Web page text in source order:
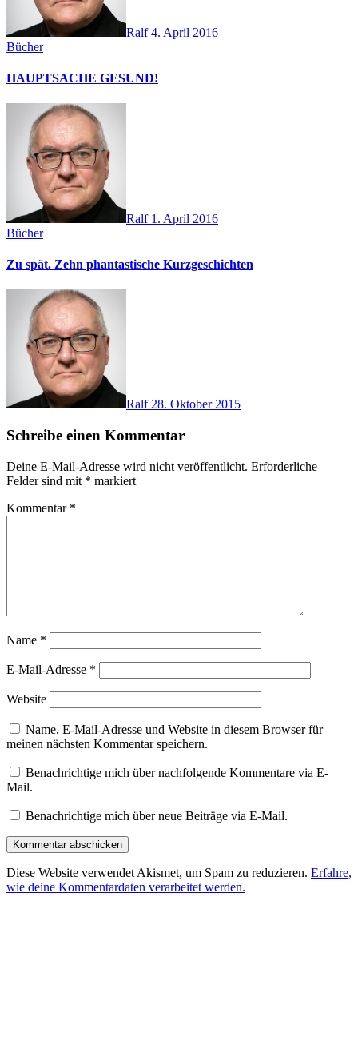
Ralf4. April 2016
Bücher
HAUPTSACHE GESUND!
Ralf 1. April 2016
Bücher
Zu spät. Zehn phantastische Kurzgeschichten
Ralf 28. Oktober 2015
Schreibe einen Kommentar
Deine E-Mail-Adresse wird nicht veröffentlicht. Erforderliche
Felder sind mit * markiert
Kommentar *
Name *
E-Mail-Adresse *
Website
Name, E-Mail-Adresse und Website in diesem Browser für
meinen nächsten Kommentar speichern.
Benachrichtige mich über nachfolgende Kommentare via E-
Mail.
Benachrichtige mich über neue Beiträge via E-Mail.
Diese Website verwendet Akismet, um Spam zu reduzieren. Erfahre,
wie deine Kommentardaten verarbeitet werden.